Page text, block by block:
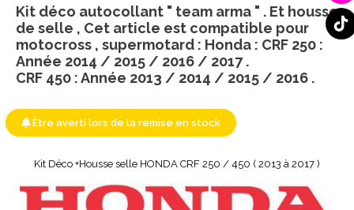
Kit Déco +Housse selle HONDA CRF 250 / 450 ( 2013 à 2017 )
Kit déco autocollant " team arma " . Et housse
de selle , Cet article est compatible pour
motocross , supermotard : Honda : CRF 250 :
Année 2014 / 2015 / 2016 / 2017 .
CRF 450 : Année 2013 / 2014 / 2015 / 2016 .
Être averti lors de la remise en stock